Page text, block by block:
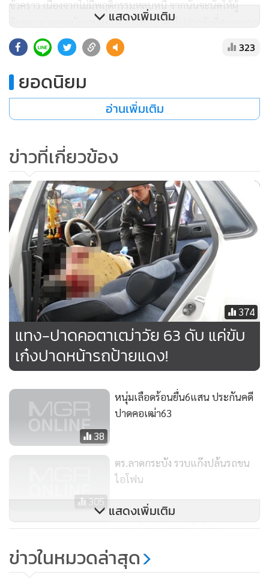
ชั่วคราว เนื่องจากไม่มีพฤติกรรมหลบหนี จากนั้นจะนัดให้ผู้
ต้องหา มาพบพนักงานสอบสวน เพื่อนำตัวไปฝากขังที่ศาลอาญา
รัชดาฯ ในวันพรุ่งนี้ (19 ก.ค) เวลา 09.00 น.
นายชัยวัฒน์ ลิมปวัชรพงศ์ อายุ 63 ปี ถูกแทงเสีย
ชีวิต
แสดงเพิ่มเติม
323
ยอดนิยม
อ่านเพิ่มเติม
ข่าวที่เกี่ยวข้อง
374
แทง-ปาดคอตาเฒ่าวัย 63 ดับ แค่ขับ
เก๋งปาดหน้ารถป้ายแดง!
38
หนุ่มเลือดร้อนยื่น6แสน ประกันคดี
ปาดคอเฒ่า63
305
ตร.ลาดกระบัง รวบแก๊งปล้นรถขน
ไอโฟน
155
รวบแก๊งปล้น รถขนไอโฟน
แสดงเพิ่มเติม
ข่าวในหมวดล่าสุด